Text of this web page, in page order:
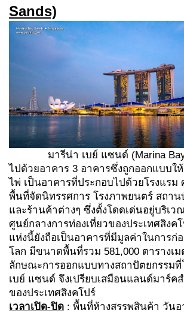
Sands)
มารีน่า เบย์ แซนด์ (Marina
ไปด้วยอาคาร 3 อาคารซึ่งถูกออกแบบใ
ไพ่ เป็นอาคารที่ประกอบไปด้วยโรงแรม
พื้นที่จัดนิทรรศการ โรงภาพยนตร์ สถาน
และร้านค้าต่างๆ ซึ่งตั้งโดดเด่นอยู่บริเว
ศูนย์กลางการท่องเที่ยวของประเทศสิงค
แห่งนี้ยังถือเป็นอาคารที่มีมูลค่าในการก่
โลก มีขนาดพื้นที่รวม 581,000 ตารางเ
ลักษณะการออกแบบทางสถาปัตยกรรมที่
เบย์ แซนด์ จึงเปรียบเสมือนแลนด์มาร์ค
ของประเทศสิงคโปร์
เวลาเปิด-ปิด : พื้นที่ห้างสรรพสินค้า วัน